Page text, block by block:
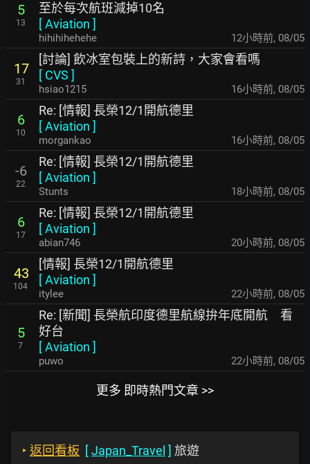
5
13
至於每次航班減掉10名
[Aviation ]
hihihihehehe 12小時前, 08/05
17
31
[討論] 飲冰室包裝上的新詩，大家會看嗎
[ CVS ]
hsiao1215 16小時前, 08/05
6
10
Re: [情報] 長榮12/1開航德里
[Aviation ]
morgankao 16小時前, 08/05
-6
22
Re: [情報] 長榮12/1開航德里
[Aviation ]
Stunts 18小時前, 08/05
6
17
Re: [情報] 長榮12/1開航德里
[Aviation ]
abian746 20小時前, 08/05
43
104
[情報] 長榮12/1開航德里
[Aviation ]
itylee 22小時前, 08/05
5
7
Re: [新聞] 長榮航印度德里航線拚年底開航 看
好台
[Aviation ]
puwo 22小時前, 08/05
更多 即時熱門文章 >>
‣ 返回看板 [Japan_Travel ] 旅遊